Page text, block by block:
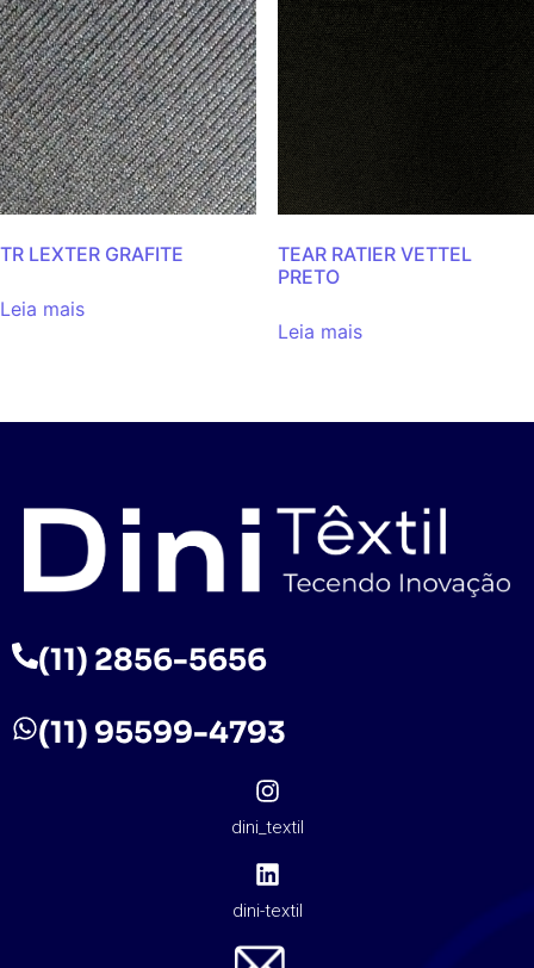
TR LEXTER GRAFITE
Leia mais
TEAR RATIER VETTEL
PRETO
Leia mais
(11) 2856-5656
(11) 95599-4793
dini_textil
dini-textil